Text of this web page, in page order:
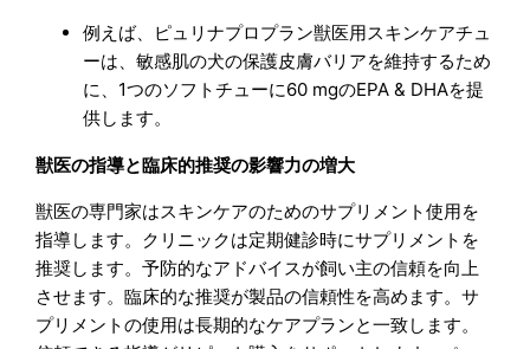
例えば、ピュリナプロプラン獣医用スキンケアチュ
ーは、敏感肌の犬の保護皮膚バリアを維持するため
に、1つのソフトチューに60 mgのEPA & DHAを提
供します。
獣医の指導と臨床的推奨の影響力の増大
獣医の専門家はスキンケアのためのサプリメント使用を
指導します。クリニックは定期健診時にサプリメントを
推奨します。予防的なアドバイスが飼い主の信頼を向上
させます。臨床的な推奨が製品の信頼性を高めます。サ
プリメントの使用は長期的なケアプランと一致します。